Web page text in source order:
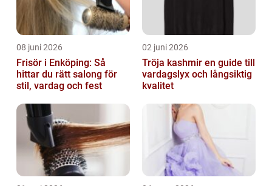
08 juni 2026
Frisör i Enköping: Så
hittar du rätt salong för
stil, vardag och fest
02 juni 2026
Tröja kashmir en guide till
vardagslyx och långsiktig
kvalitet